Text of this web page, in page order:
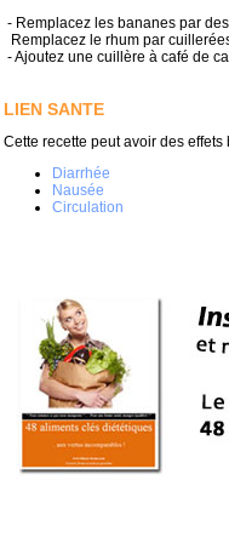
- Remplacez les bananes par
Remplacez le rhum par
- Ajoutez une cuillère à café de
LIEN SANTE
Cette recette peut avoir des
Diarrhée
Nausée
Circulation